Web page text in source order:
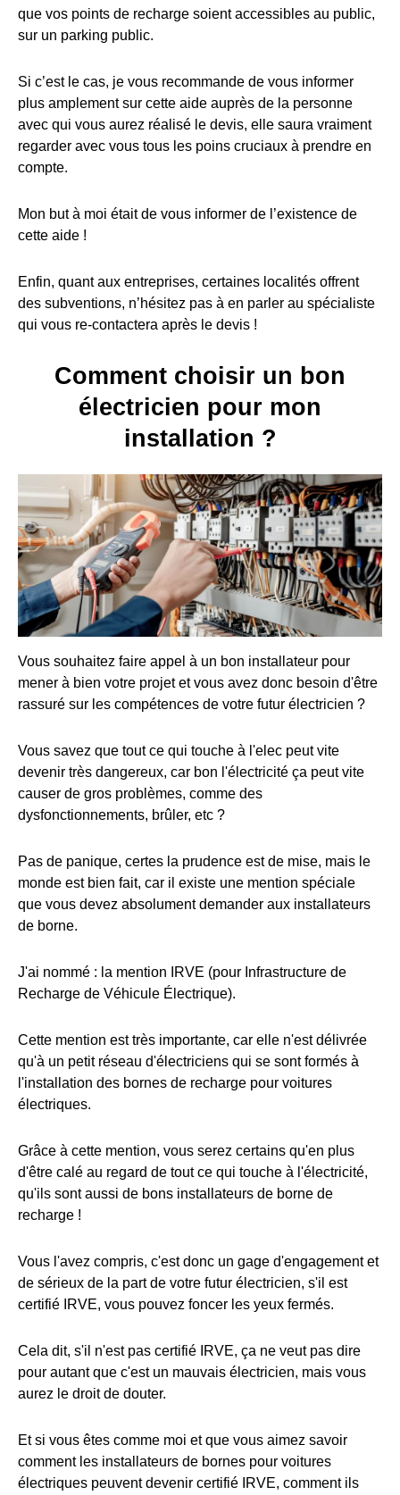
que vos points de recharge soient accessibles au public,
sur un parking public.
Si c’est le cas, je vous recommande de vous informer
plus amplement sur cette aide auprès de la personne
avec qui vous aurez réalisé le devis, elle saura vraiment
regarder avec vous tous les poins cruciaux à prendre en
compte.
Mon but à moi était de vous informer de l’existence de
cette aide !
Enfin, quant aux entreprises, certaines localités offrent
des subventions, n’hésitez pas à en parler au spécialiste
qui vous re-contactera après le devis !
Comment choisir un bon
électricien pour mon
installation ?
Vous souhaitez faire appel à un bon installateur pour
mener à bien votre projet et vous avez donc besoin d'être
rassuré sur les compétences de votre futur électricien ?
Vous savez que tout ce qui touche à l'elec peut vite
devenir très dangereux, car bon l'électricité ça peut vite
causer de gros problèmes, comme des
dysfonctionnements, brûler, etc ?
Pas de panique, certes la prudence est de mise, mais le
monde est bien fait, car il existe une mention spéciale
que vous devez absolument demander aux installateurs
de borne.
J'ai nommé : la mention IRVE (pour Infrastructure de
Recharge de Véhicule Électrique).
Cette mention est très importante, car elle n'est délivrée
qu'à un petit réseau d'électriciens qui se sont formés à
l'installation des bornes de recharge pour voitures
électriques.
Grâce à cette mention, vous serez certains qu'en plus
d'être calé au regard de tout ce qui touche à l'électricité,
qu'ils sont aussi de bons installateurs de borne de
recharge !
Vous l'avez compris, c'est donc un gage d'engagement et
de sérieux de la part de votre futur électricien, s'il est
certifié IRVE, vous pouvez foncer les yeux fermés.
Cela dit, s'il n'est pas certifié IRVE, ça ne veut pas dire
pour autant que c'est un mauvais électricien, mais vous
aurez le droit de douter.
Et si vous êtes comme moi et que vous aimez savoir
comment les installateurs de bornes pour voitures
électriques peuvent devenir certifié IRVE, comment ils